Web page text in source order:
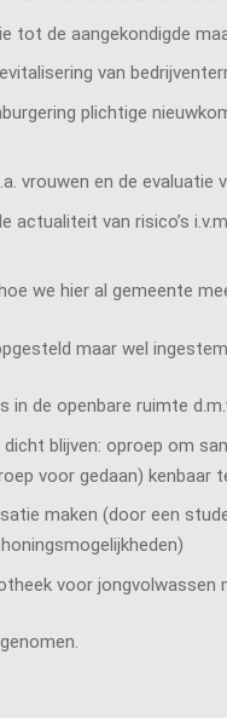
tot de aangekondigde
van
plichtige
vrouwen en de evaluatie
actualiteit van risico’s
we hier al gemeente
maar wel
in de openbare ruimte
blijven: oproep om
voor gedaan)
maken (door een
voor jongvolwassen